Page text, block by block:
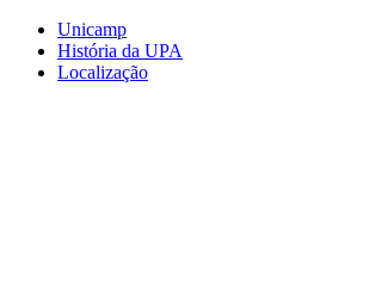
Conteúdo principal
Unicamp
História da UPA
Localização